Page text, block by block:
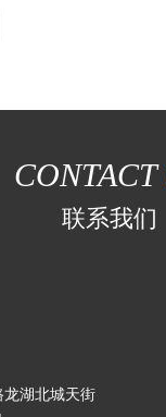
CONTACT
联系我们
湖北城天街